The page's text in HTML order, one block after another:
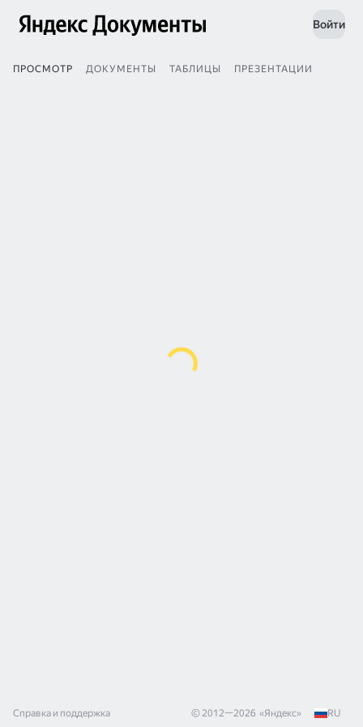
Войти
ПРОСМОТР ДОКУМЕНТЫ ТАБЛИЦЫ ПРЕЗЕНТАЦИИ
Справка и поддержка © 2012—2026 «Яндекс» RU